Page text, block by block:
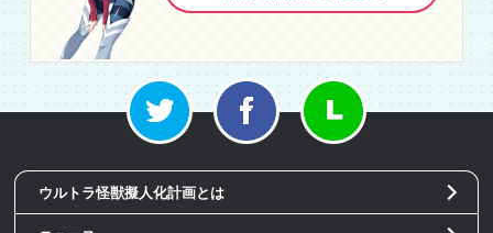
ウルトラ怪獣擬人化計画とは